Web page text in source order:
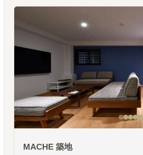
MACHE 築地